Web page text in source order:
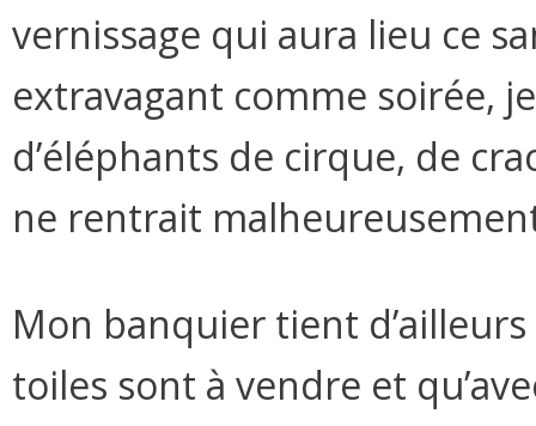
vernissage qui aura lieu ce
extravagant comme soirée,
d’éléphants de cirque, de
ne rentrait
Mon banquier tient
toiles sont à vendre et